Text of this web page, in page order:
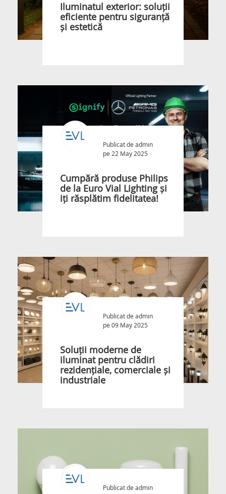
Iluminatul exterior: soluții
eficiente pentru siguranță
și estetică
Publicat de admin
pe 22 May 2025
Cumpără produse Philips
de la Euro Vial Lighting și
iți răsplătim fidelitatea!
Publicat de admin
pe 09 May 2025
Soluții moderne de
iluminat pentru clădiri
rezidențiale, comerciale și
industriale
Publicat de admin